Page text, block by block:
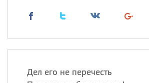
Дел его не перечесть